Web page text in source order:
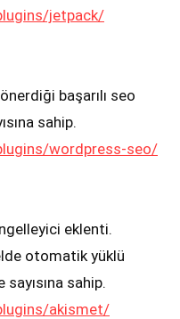
jetpack/
başarılı seo
sahip.
wordpress-seo/
eklenti.
otomatik yüklü
sahip.
akismet/